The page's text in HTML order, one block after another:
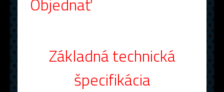
Základná technická
špecifikácia